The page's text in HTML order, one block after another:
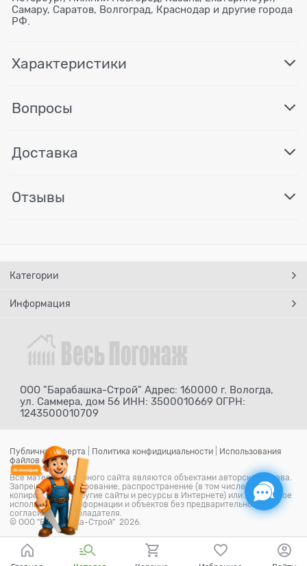
Самару, Саратов, Волгоград, Краснодар и другие города
РФ.
Характеристики
Вопросы
Доставка
Отзывы
Категории
Информация
ООО "Барабашка-Строй" Адрес: 160000 г. Вологда,
ул. Саммера, дом 56 ИНН: 3500010669 ОГРН:
1243500010709
Публичная оферта Политика конфидициальности
Использования
файлов cookie
Все материалы данного сайта являются объектами авторского права.
Запрещается копирование, распространение (в том числе путем
копирования на другие сайты и ресурсы в Интернете) или любое иное
использование информации и объектов без предварительного
согласия правообладателя.
© ООО "Барабашка-Строй" 2026.